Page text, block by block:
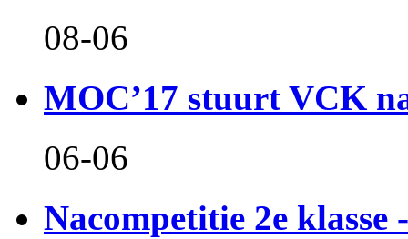
08-06
MOC’17 stuurt VCK
06-06
Nacompetitie 2e klasse